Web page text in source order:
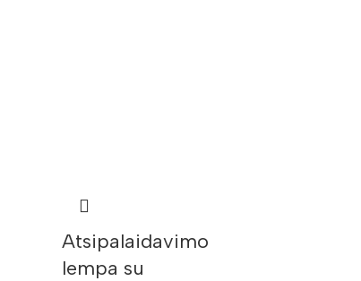
Atsipalaidavimo
lempa su